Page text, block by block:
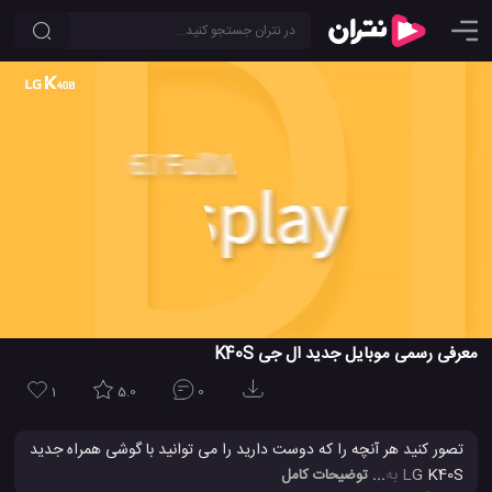
معرفی رسمی موبایل جدید ال جی K40S
1 5.0 0
تصور کنید هر آنچه را که دوست دارید را می توانید با گوشی همراه جدید
... توضیحات کامل